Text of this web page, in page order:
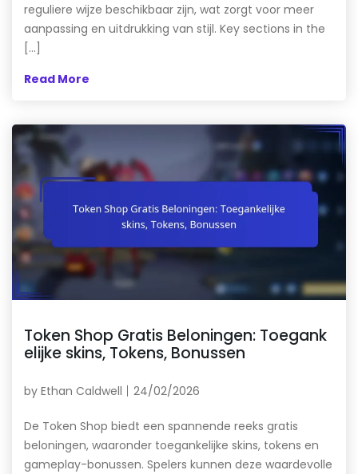
reguliere wijze beschikbaar zijn, wat zorgt voor meer
aanpassing en uitdrukking van stijl. Key sections in the
[…]
Read More
Token Shop Gratis Beloningen: Toegank
elijke skins, Tokens, Bonussen
by Ethan Caldwell 24/02/2026
De Token Shop biedt een spannende reeks gratis
beloningen, waaronder toegankelijke skins, tokens en
gameplay-bonussen. Spelers kunnen deze waardevolle